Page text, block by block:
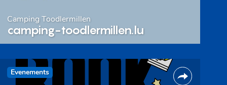
Camping Toodlermillen
camping-toodlermillen.lu
Evenements